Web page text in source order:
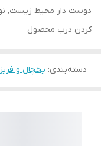
كردن درب محصول
دسته‌بندی: یخچال و